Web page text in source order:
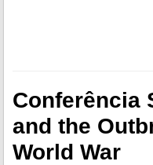
Conferência
and the
World War